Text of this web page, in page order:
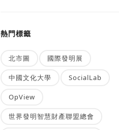
熱門標籤
北市圖 國際發明展
中國文化大學 SocialLab
OpView
世界發明智慧財產聯盟總會